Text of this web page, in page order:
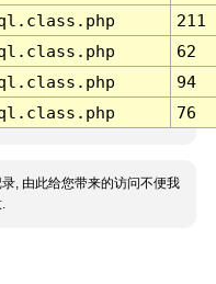
211
62
94
76
, 由此给您带来的访问不便我